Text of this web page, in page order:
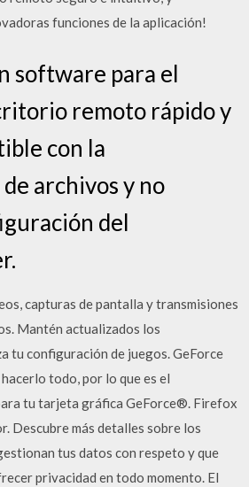
funciones de la aplicación!
software para el
remoto rápido y
con la
archivos y no
del
capturas de pantalla y transmisiones
Mantén actualizados los
tu configuración de juegos. GeForce
todo, por lo que es el
tu tarjeta gráfica GeForce®. Firefox
Descubre más detalles sobre los
tus datos con respeto y que
privacidad en todo momento. El